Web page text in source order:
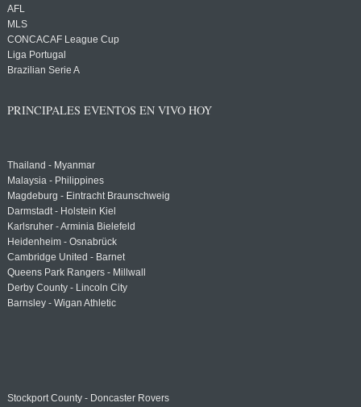
AFL
MLS
CONCACAF League Cup
Liga Portugal
Brazilian Serie A
PRINCIPALES EVENTOS EN VIVO HOY
Thailand - Myanmar
Malaysia - Philippines
Magdeburg - Eintracht Braunschweig
Darmstadt - Holstein Kiel
Karlsruher - Arminia Bielefeld
Heidenheim - Osnabrück
Cambridge United - Barnet
Queens Park Rangers - Millwall
Derby County - Lincoln City
Barnsley - Wigan Athletic
Stockport County - Doncaster Rovers